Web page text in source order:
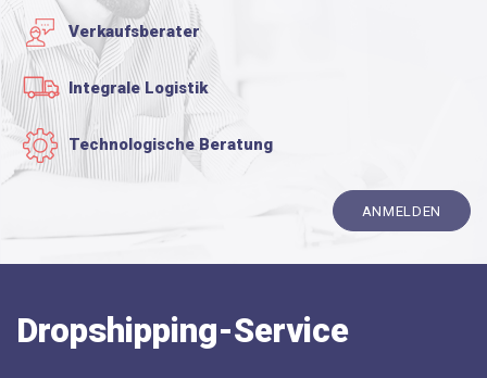
Verkaufsberater
Integrale Logistik
Technologische Beratung
ANMELDEN
Dropshipping-Service